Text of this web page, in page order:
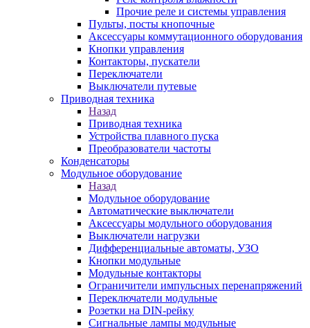
Прочие реле и системы управления
Пульты, посты кнопочные
Аксессуары коммутационного оборудования
Кнопки управления
Контакторы, пускатели
Переключатели
Выключатели путевые
Приводная техника
Назад
Приводная техника
Устройства плавного пуска
Преобразователи частоты
Конденсаторы
Модульное оборудование
Назад
Модульное оборудование
Автоматические выключатели
Аксессуары модульного оборудования
Выключатели нагрузки
Дифференциальные автоматы, УЗО
Кнопки модульные
Модульные контакторы
Ограничители импульсных перенапряжений
Переключатели модульные
Розетки на DIN-рейку
Сигнальные лампы модульные